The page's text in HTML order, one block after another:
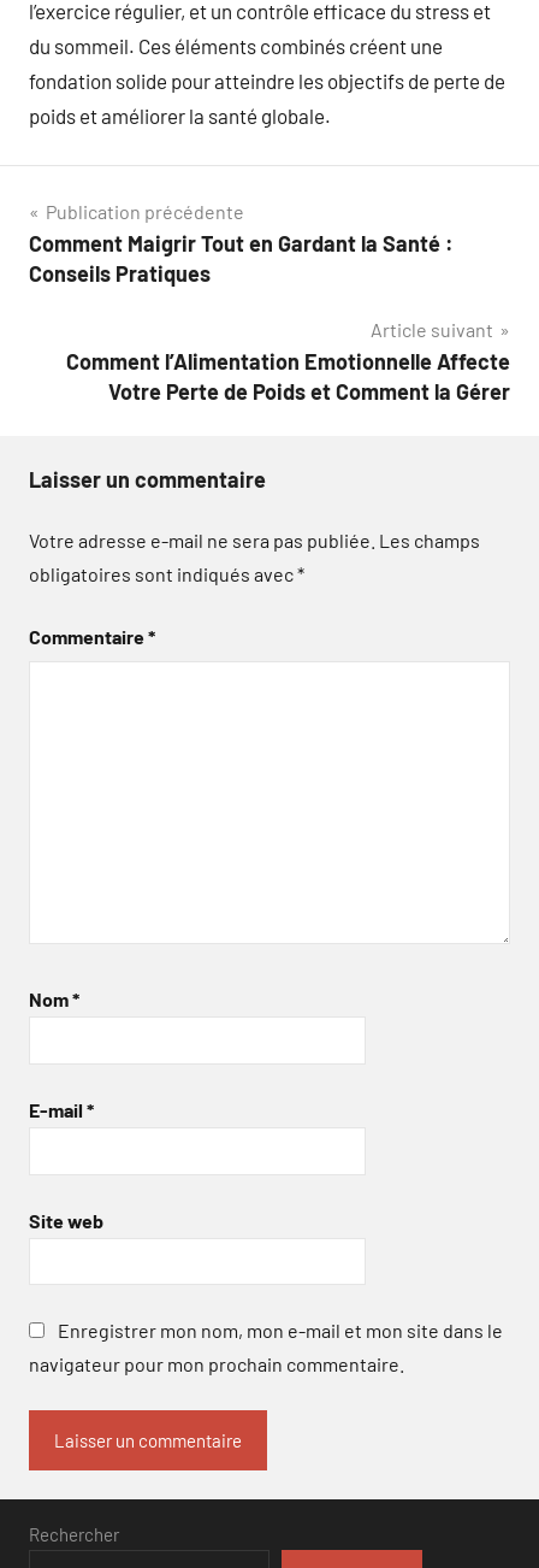
l’exercice régulier, et un contrôle efficace du stress et
du sommeil. Ces éléments combinés créent une
fondation solide pour atteindre les objectifs de perte de
poids et améliorer la santé globale.
Navigation
de
Publication précédente
Comment Maigrir Tout en Gardant la Santé :
Conseils Pratiques
Article suivant
Comment l’Alimentation Emotionnelle Affecte
Votre Perte de Poids et Comment la Gérer
Laisser un commentaire
Votre adresse e-mail ne sera pas publiée. Les champs
obligatoires sont indiqués avec*
Commentaire*
Nom*
E-mail *
Site web
Enregistrer mon nom, mon e-mail et mon site dans le
navigateur pour mon prochain commentaire.
Rechercher